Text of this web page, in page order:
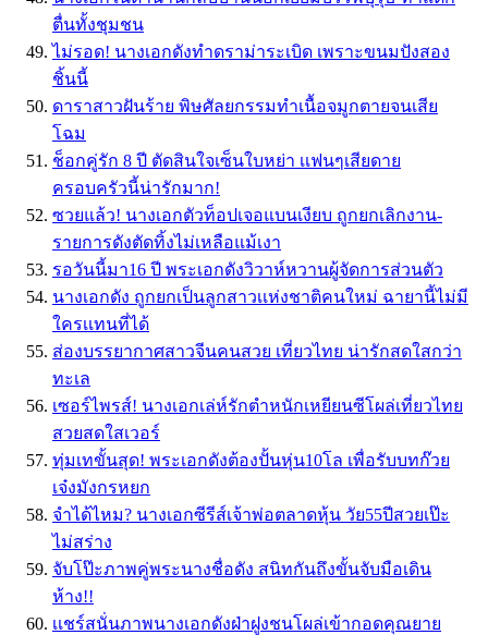
ตื่นทั้งชุมชน
ไม่รอด! นางเอกดังทำดราม่าระเบิด เพราะขนมปังสอง
ชิ้นนี้
ดาราสาวฝันร้าย พิษศัลยกรรมทำเนื้อจมูกตายจนเสีย
โฉม
ช็อกคู่รัก 8 ปี ตัดสินใจเซ็นใบหย่า เเฟนๆเสียดาย
ครอบครัวนี้น่ารักมาก!
ซวยแล้ว! นางเอกตัวท็อปเจอแบนเงียบ ถูกยกเลิกงาน-
รายการดังตัดทิ้งไม่เหลือแม้เงา
รอวันนี้มา16 ปี พระเอกดังวิวาห์หวานผู้จัดการส่วนตัว
นางเอกดัง ถูกยกเป็นลูกสาวเเห่งชาติคนใหม่ ฉายานี้ไม่มี
ใครเเทนที่ได้
ส่องบรรยากาศสาวจีนคนสวย เที่ยวไทย น่ารักสดใสกว่า
ทะเล
เซอร์ไพรส์! นางเอกเล่ห์รักตำหนักเหยียนซีโผล่เที่ยวไทย
สวยสดใสเวอร์
ทุ่มเทขั้นสุด! พระเอกดังต้องปั้นหุ่น10โล เพื่อรับบทก๊วย
เจ๋งมังกรหยก
จำได้ไหม? นางเอกซีรีส์เจ้าพ่อตลาดหุ้น วัย55ปีสวยเป๊ะ
ไม่สร่าง
จับโป๊ะภาพคู่พระนางชื่อดัง สนิทกันถึงขั้นจับมือเดิน
ห้าง!!
เเชร์สนั่นภาพนางเอกดังฝ่าฝูงชนโผล่เข้ากอดคุณยาย